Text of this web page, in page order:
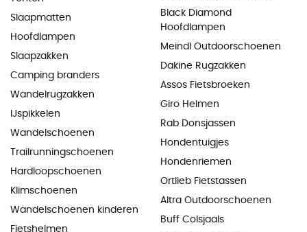
Slaapmatten
Hoofdlampen
Slaapzakken
Camping branders
Wandelrugzakken
IJspikkelen
Wandelschoenen
Trailrunningschoenen
Hardloopschoenen
Klimschoenen
Wandelschoenen kinderen
Fietshelmen
Black Diamond
Hoofdlampen
Meindl Outdoorschoenen
Dakine Rugzakken
Assos Fietsbroeken
Giro Helmen
Rab Donsjassen
Hondentuigjes
Hondenriemen
Ortlieb Fietstassen
Altra Outdoorschoenen
Buff Colsjaals